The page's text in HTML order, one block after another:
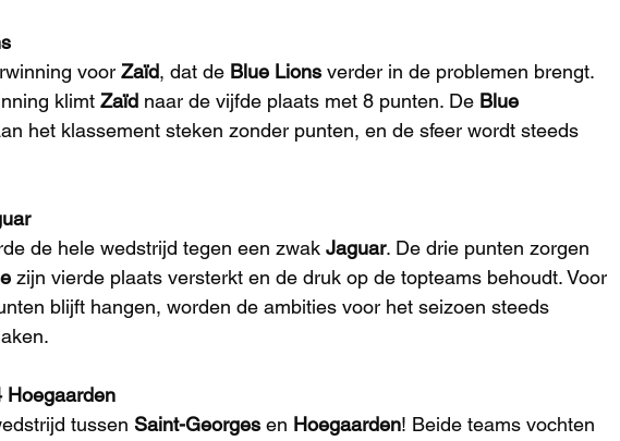
voor Zaïd, dat de Blue Lions verder in de problemen brengt.
klimt Zaïd naar de vijfde plaats met 8 punten. De Blue
het klassement steken zonder punten, en de sfeer wordt steeds
de hele wedstrijd tegen een zwak Jaguar. De drie punten zorgen
zijn vierde plaats versterkt en de druk op de topteams behoudt. Voor
blijft hangen, worden de ambities voor het seizoen steeds
Hoegaarden
tussen Saint-Georges en Hoegaarden! Beide teams vochten